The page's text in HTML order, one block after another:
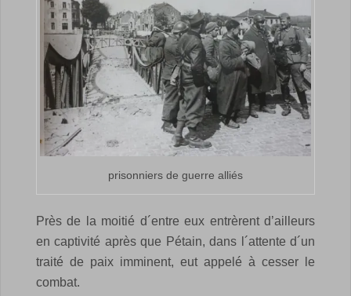
prisonniers de guerre alliés
Près de la moitié d´entre eux entrèrent d’ailleurs
en captivité après que Pétain, dans l´attente d´un
traité de paix imminent, eut appelé à cesser le
combat.